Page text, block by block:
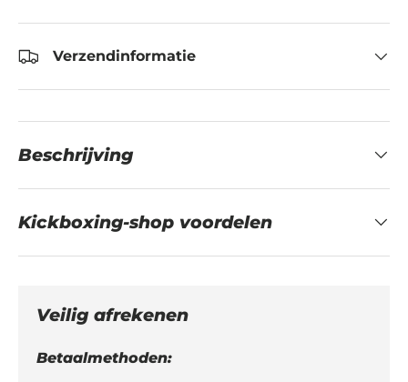
Verzendinformatie
Beschrijving
Kickboxing-shop voordelen
Veilig afrekenen
Betaalmethoden: